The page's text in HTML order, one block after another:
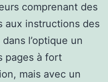
comprenant des
aux instructions des
l’optique un
pages à fort
mais avec un